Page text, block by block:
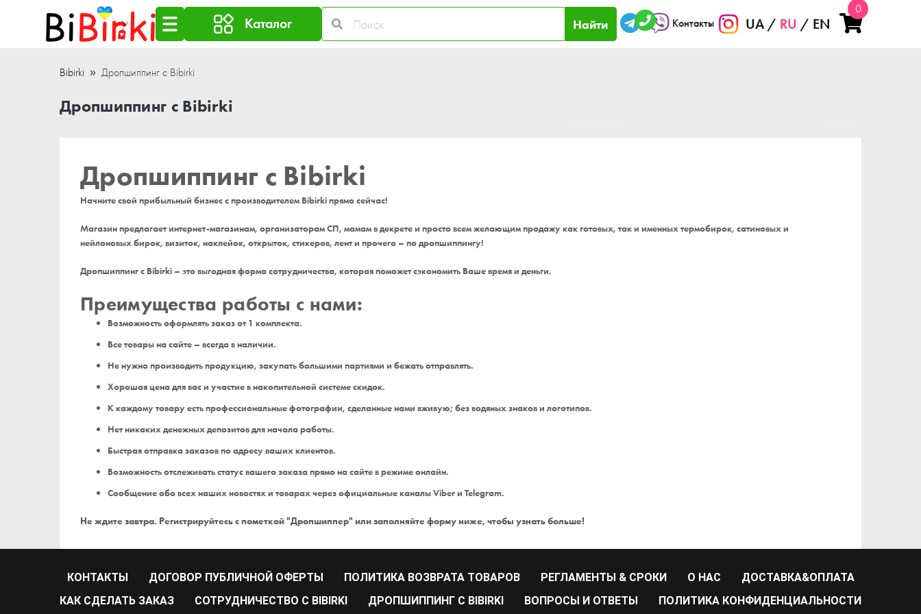
Каталог Найти Контакты UA RU EN
0
Bibirki Дропшиппинг с Bibirki
Дропшиппинг с Bibirki
Дропшиппинг с Bibirki
Начните свой прибыльный бизнес с производителем Bibirki прямо сейчас!
Магазин предлагает интернет-магазинам, организаторам СП, мамам в декрете и просто всем желающим продажу как готовых, так и именных термобирок, сатиновых и
нейлоновых бирок, визиток, наклейок, открыток, стикеров, лент и прочего – по дропшиппингу!
Дропшиппинг с Bibirki – это выгодная форма сотрудничества, которая поможет сэкономить Ваше время и деньги.
Преимущества работы с нами:
Возможность оформлять заказ от 1 комплекта.
Все товары на сайте – всегда в наличии.
Не нужно производить продукцию, закупать большими партиями и бежать отправлять.
Хорошая цена для вас и участие в накопительной системе скидок.
К каждому товару есть профессиональные фотографии, сделанные нами вживую; без водяных знаков и логотипов.
Нет никаких денежных депозитов для начала работы.
Быстрая отправка заказов по адресу ваших клиентов.
Возможность отслеживать статус вашего заказа прямо на сайте в режиме онлайн.
Сообщение обо всех наших новостях и товарах через официальные каналы Viber и Telegram.
Не ждите завтра. Регистрируйтесь с пометкой "Дропшиппер" или заполняйте форму ниже, чтобы узнать больше!
КОНТАКТЫ ДОГОВОР ПУБЛИЧНОЙ ОФЕРТЫ ПОЛИТИКА ВОЗВРАТА ТОВАРОВ РЕГЛАМЕНТЫ & СРОКИ О НАС
ДОСТАВКА&ОПЛАТА
КАК СДЕЛАТЬ ЗАКАЗ
CОТРУДНИЧЕСТВО С BIBIRKI ДРОПШИППИНГ С BIBIRKI ВОПРОСЫ И ОТВЕТЫ ПОЛИТИКА КОНФИДЕНЦИАЛЬНОСТИ